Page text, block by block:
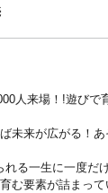
人来場！!遊びで
未来が広がる！
れる一生に一度
む要素が詰まっ